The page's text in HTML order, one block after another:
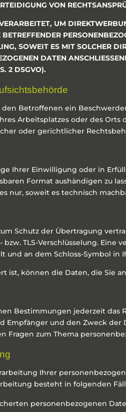
VON
UM
SOWEIT ES MIT SOLCHER
DATEN
2 DSGVO).
den Betroffenen ein
Arbeitsplatzes oder des
oder gerichtlicher
Ihrer Einwilligung oder in
Format aushändigen zu
nur, soweit es technisch
Schutz der Übertragung
TLS-Verschlüsselung.
und an dem Schloss-Symbol in
ist, können die Daten, die
Bestimmungen jederzeit
Empfänger und den Zweck
Fragen zum Thema
Ihrer
besteht in folgenden
personenbezogenen